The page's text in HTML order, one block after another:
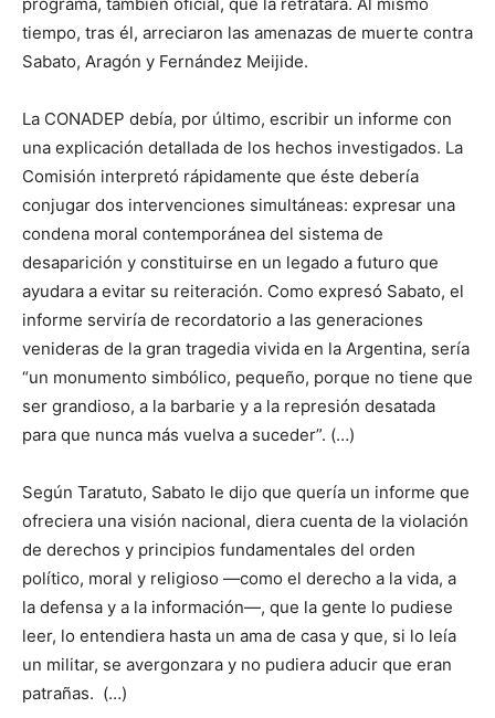
tiempo, tras él, arreciaron las amenazas de muerte contra
Sabato, Aragón y Fernández Meijide.
La CONADEP debía, por último, escribir un informe con
una explicación detallada de los hechos investigados. La
Comisión interpretó rápidamente que éste debería
conjugar dos intervenciones simultáneas: expresar una
condena moral contemporánea del sistema de
desaparición y constituirse en un legado a futuro que
ayudara a evitar su reiteración. Como expresó Sabato, el
informe serviría de recordatorio a las generaciones
venideras de la gran tragedia vivida en la Argentina, sería
“un monumento simbólico, pequeño, porque no tiene que
ser grandioso, a la barbarie y a la represión desatada
para que nunca más vuelva a suceder”. (…)
Según Taratuto, Sabato le dijo que quería un informe que
ofreciera una visión nacional, diera cuenta de la violación
de derechos y principios fundamentales del orden
político, moral y religioso —como el derecho a la vida, a
la defensa y a la información—, que la gente lo pudiese
leer, lo entendiera hasta un ama de casa y que, si lo leía
un militar, se avergonzara y no pudiera aducir que eran
patrañas. (…)